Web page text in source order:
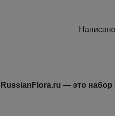
Написано
— это